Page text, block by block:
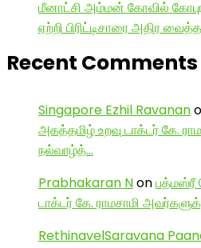
மீனாட்சி அம்மன் கோவில்
ஏற்றி பிரிட்டிசாரை அதிர
Recent Comments
Singapore Ezhil Ravanan
அகத்தமிழ் உறவு டாக்டர் கே.
நல்வாழ்த்…
Prabhakaran Nonபத்மஸ்ரீ
டாக்டர் கே. ராமசாமி
RethinavelSaravana